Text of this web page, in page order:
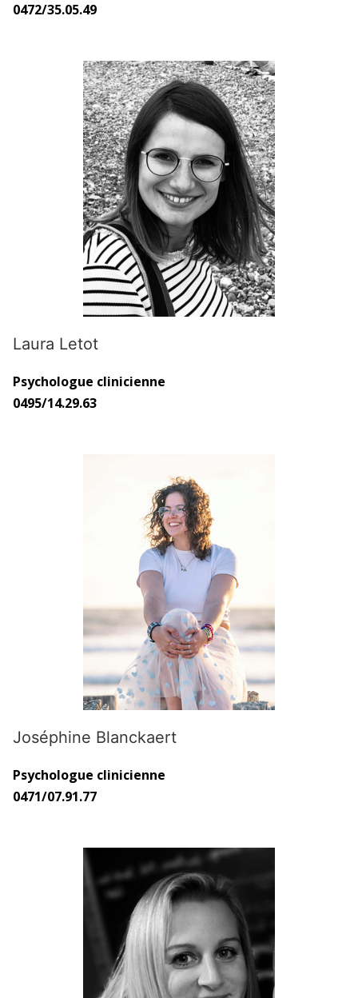
0472/35.05.49
Laura Letot
Psychologue clinicienne
0495/14.29.63
Joséphine Blanckaert
Psychologue clinicienne
0471/07.91.77